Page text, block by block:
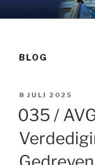
Ga
naarAVG hulp, uw
BLOG
GEPLAATST
OP
8 JULI 2025
035 /